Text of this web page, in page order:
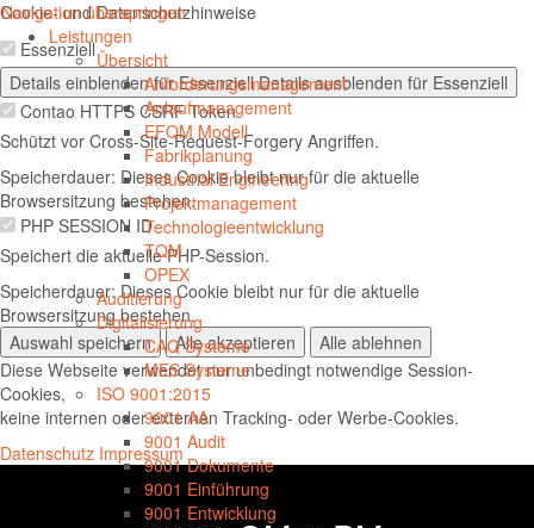
Cookie- und Datenschutzhinweise
Essenziell
Details einblendenfür Essenziell Details ausblenden für Essenziell
Contao HTTPS CSRF Token
Schützt vor Cross-Site-Request-Forgery Angriffen.
Speicherdauer: Dieses Cookie bleibt nur für die aktuelle
Browsersitzung bestehen.
PHP SESSION ID
Speichert die aktuelle PHP-Session.
Speicherdauer:Dieses Cookie bleibt nur für die aktuelle
Browsersitzung bestehen.
Auswahl speichern
Alle akzeptieren
Alle ablehnen
Diese Webseite verwendet nur unbedingt notwendige Session-
Cookies,
keine internen oder externen Tracking- oder Werbe-Cookies.
Datenschutz Impressum
Navigation überspringen
Leistungen
Übersicht
Anforderungsmanagement
Anlaufmanagement
EFQM Modell
Fabrikplanung
Industrial Engineering
Projektmanagement
Technologieentwicklung
TQM
OPEX
Auditierung
Digitalisierung
CAQ Systeme
MES Systeme
ISO 9001:2015
9001 AA
9001 Audit
9001 Dokumente
9001 Einführung
9001 Entwicklung